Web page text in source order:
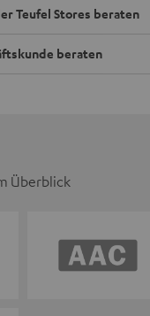
Teufel Stores beraten
beraten
Überblick